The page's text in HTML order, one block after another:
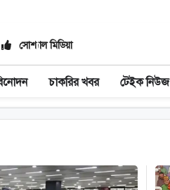
সোশ্যাল মিডিয়া
চাকরির খবর টেইক নিউজ